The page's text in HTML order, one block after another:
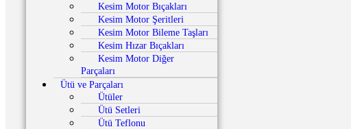
Kesim Motor Bıçakları
Kesim Motor Şeritleri
Kesim Motor Bileme Taşları
Kesim Hızar Bıçakları
Kesim Motor Diğer
Parçaları
Ütü ve Parçaları
Ütüler
Ütü Setleri
Ütü Teflonu